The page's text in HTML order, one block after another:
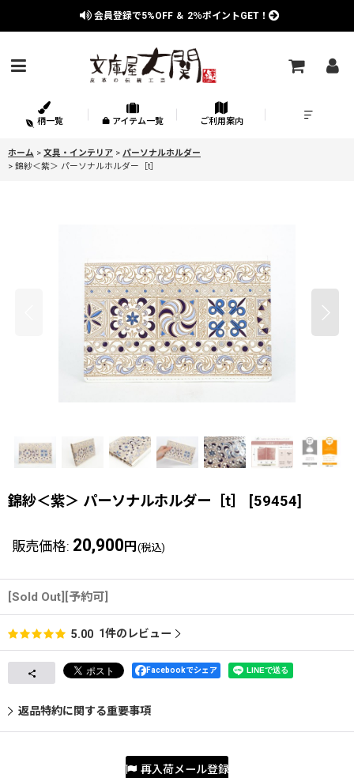
会員登録で5%OFF ＆ 2％ポイントGET！
柄一覧 アイテム一覧 ご利用案内
ホーム > 文具・インテリア > パーソナルホルダー
> 錦紗＜紫＞ パーソナルホルダー［t］
錦紗＜紫＞ パーソナルホルダー［t］ [59454]
販売価格: 20,900 円 (税込)
[Sold Out][予約可]
5.00 1件のレビュー
Facebookでシェア
返品特約に関する重要事項
再入荷メール登録